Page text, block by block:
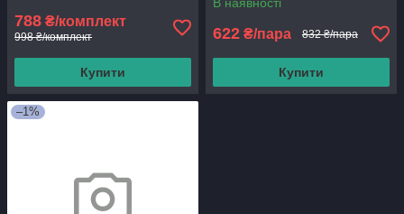
788 ₴/комплект
998 ₴/комплект
Купити
622 ₴/пара 832 ₴/пара
Купити
–1%